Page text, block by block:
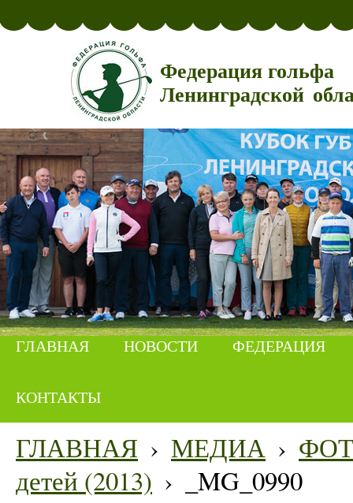
Федерация гольфа
Ленинградской
ГЛАВНАЯ НОВОСТИ ФЕДЕРАЦИЯ
КОНТАКТЫ
ГЛАВНАЯ › МЕДИА ›
детей (2013) › _MG_0990